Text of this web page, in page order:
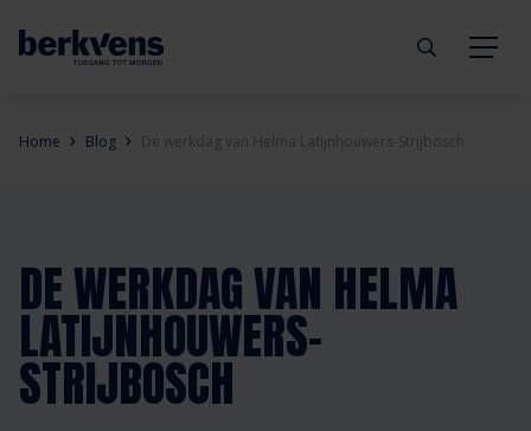
Kozijnen
Hang- & sluitwerk
Diensten
Meergezinswoning
Utiliteitsgebouw
Prefab woning
Architect
Projectontwikkelaar
Handelspartner
Brandwerend
Geluidwerend
Rookwerend
Webshop
Inspiratie
Verkooppunten
Organisatie
Duurzaamheid
GND Garantiedeuren
Home Blog De werkdag van Helma Latijnhouwers-Strijbosch
DE WERKDAG VAN HELMA
LATIJNHOUWERS-
STRIJBOSCH